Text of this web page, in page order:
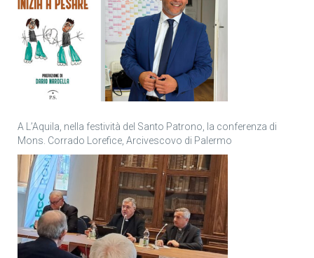
A L’Aquila, nella festività del Santo Patrono, la conferenza di
Mons. Corrado Lorefice, Arcivescovo di Palermo